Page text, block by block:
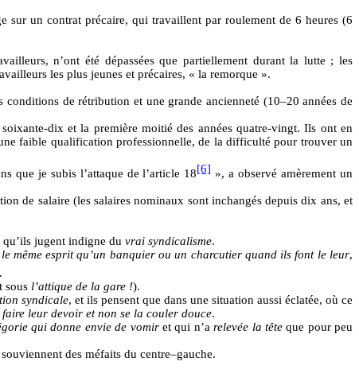
sur un contrat précaire, qui travaillent par roulement de 6 heures (6
n’ont été dépassées que partiellement durant la lutte ; les
les plus jeunes et précaires, « la remorque ».
de rétribution et une grande ancienneté (10–20 années de
dix et la première moitié des années quatre-vingt. Ils ont en
faible qualification professionnelle, de la difficulté pour trouver un
que je subis l’attaque de l’article 18[6] », a observé amèrement un
de salaire (les salaires nominaux sont inchangés depuis dix ans, et
jugent indigne du vrai syndicalisme.
même esprit qu’un banquier ou un charcutier quand ils font le leur,
sous l’attique de la gare !).
syndicale, et ils pensent que dans une situation aussi éclatée, où ce
faire leur devoir et non se la couler douce.
qui donne envie de vomiret qui n’arelevée la têteque pour peu
des méfaits du centre–gauche.